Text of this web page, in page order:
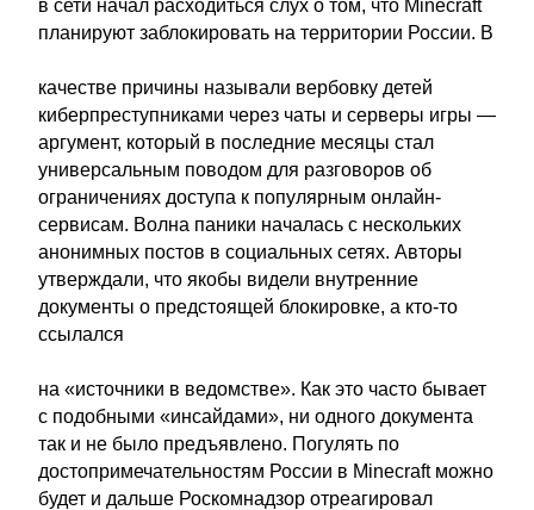
в сети начал расходиться слух о том, что Minecraft
планируют заблокировать на территории России. В
качестве причины называли вербовку детей
киберпреступниками через чаты и серверы игры —
аргумент, который в последние месяцы стал
универсальным поводом для разговоров об
ограничениях доступа к популярным онлайн-
сервисам. Волна паники началась с нескольких
анонимных постов в социальных сетях. Авторы
утверждали, что якобы видели внутренние
документы о предстоящей блокировке, а кто-то
ссылался
на «источники в ведомстве». Как это часто бывает
с подобными «инсайдами», ни одного документа
так и не было предъявлено. Погулять по
достопримечательностям России в Minecraft можно
будет и дальше Роскомнадзор отреагировал